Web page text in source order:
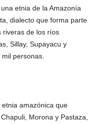
etnia de la Amazonía
dialecto que forma parte
riveras de los ríos
Sillay, Supayacu y
personas.
etnia amazónica que
Morona y Pastaza,